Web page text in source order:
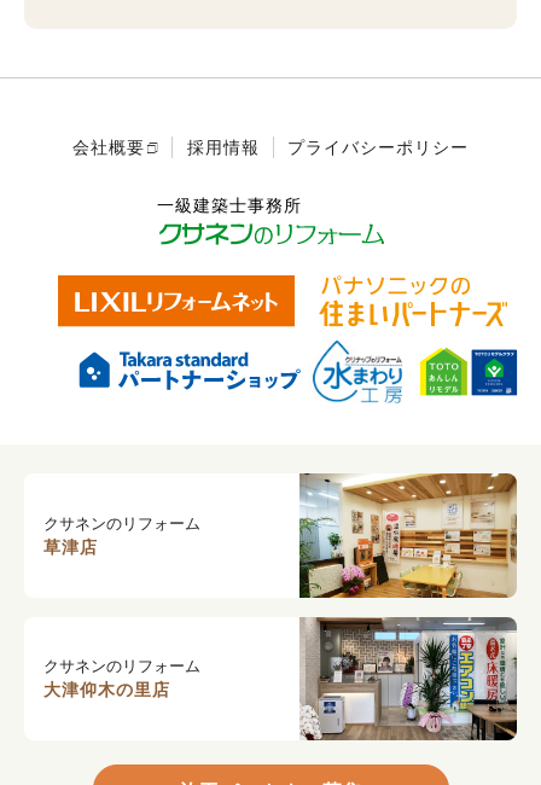
会社概要 採用情報 プライバシーポリシー
クサネンのリフォーム
草津店
クサネンのリフォーム
大津仰木の里店